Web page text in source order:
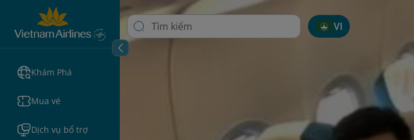
Khám Phá
Mua vé
Dịch vụ bổ trợ
VI